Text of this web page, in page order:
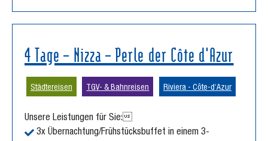
4 Tage – Nizza – Perle der Côte d'Azur
Städtereisen TGV- & Bahnreisen Riviera - Côte-d‘Azur
Unsere Leistungen für Sie:
3x Übernachtung/Frühstücksbuffet in einem 3-